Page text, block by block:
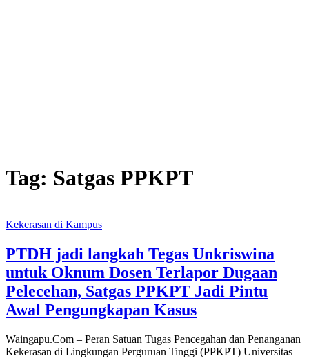
Tag: Satgas PPKPT
Kekerasan di Kampus
PTDH jadi langkah Tegas Unkriswina
untuk Oknum Dosen Terlapor Dugaan
Pelecehan, Satgas PPKPT Jadi Pintu
Awal Pengungkapan Kasus
Waingapu.Com – Peran Satuan Tugas Pencegahan dan Penanganan
Kekerasan di Lingkungan Perguruan Tinggi (PPKPT) Universitas